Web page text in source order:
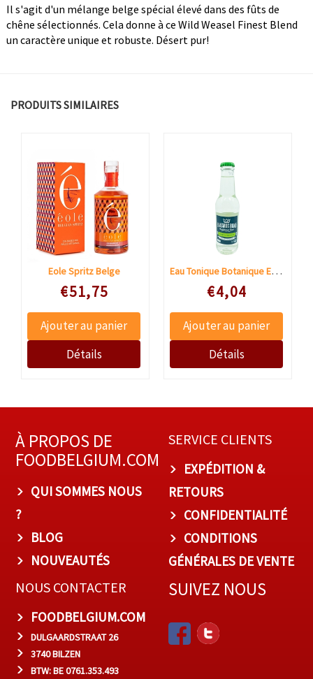
Il s'agit d'un mélange belge spécial élevé dans des fûts de
chêne sélectionnés. Cela donne à ce Wild Weasel Finest Blend
un caractère unique et robuste. Désert pur!
PRODUITS SIMILAIRES
Eole Spritz Belge
Speciale prijs
€51,75
Eau Tonique Botanique Erasmus Bond
Speciale prijs
€4,04
À PROPOS DE
FOODBELGIUM.COM
QUI SOMMES NOUS
?
BLOG
NOUVEAUTÉS
SERVICE CLIENTS
EXPÉDITION &
RETOURS
CONFIDENTIALITÉ
CONDITIONS
GÉNÉRALES DE VENTE
NOUS CONTACTER
FOODBELGIUM.COM
DULGAARDSTRAAT 26
3740 BILZEN
BTW: BE 0761.353.493
SUIVEZ NOUS